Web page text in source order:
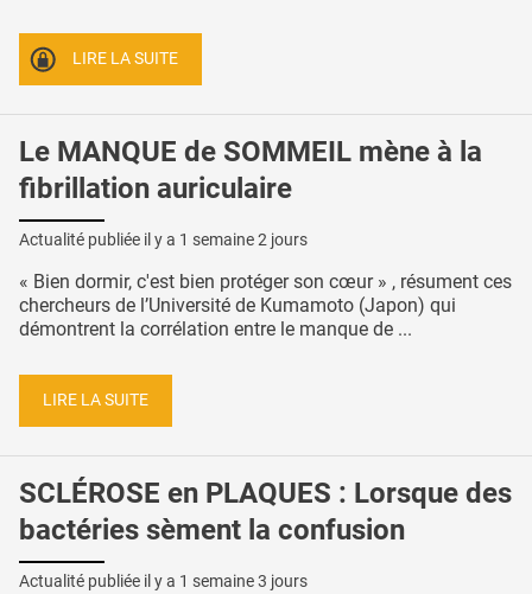
LIRE LA SUITE
Le MANQUE de SOMMEIL mène à la
fibrillation auriculaire
Actualité publiée il y a 1 semaine 2 jours
« Bien dormir, c'est bien protéger son cœur » , résument ces
chercheurs de l’Université de Kumamoto (Japon) qui
démontrent la corrélation entre le manque de ...
LIRE LA SUITE
SCLÉROSE en PLAQUES : Lorsque des
bactéries sèment la confusion
Actualité publiée il y a 1 semaine 3 jours